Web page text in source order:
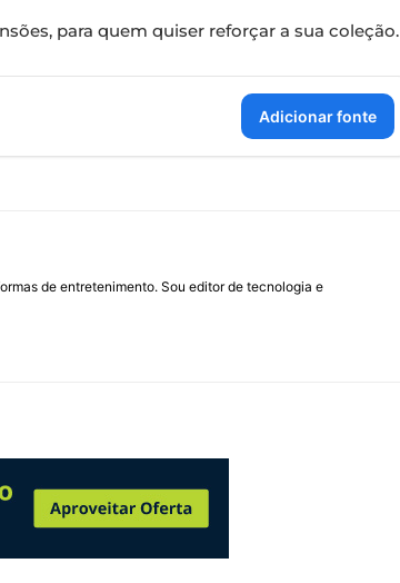
para quem quiser reforçar a sua coleção.
Adicionar fonte
de entretenimento. Sou editor de tecnologia e